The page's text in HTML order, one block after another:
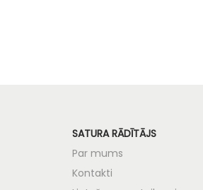
SATURA RĀDĪTĀJS
Par mums
Kontakti